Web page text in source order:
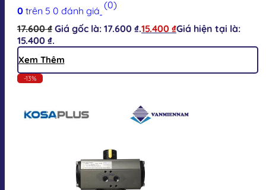
0 trên 5 0 đánh giá (0)
17.600₫ Giá gốc là: 17.600 ₫.15.400 ₫Giá hiện tại là:
15.400 ₫.
Xem Thêm
-13%